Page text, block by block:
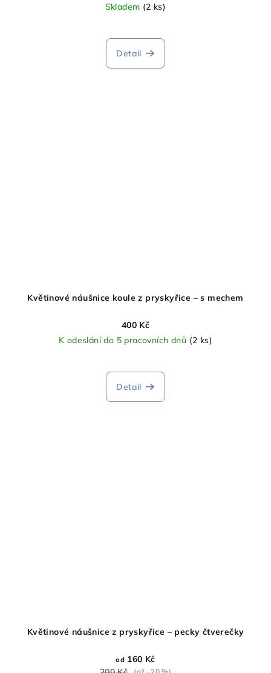
Skladem (2 ks)
Detail
Květinové náušnice koule z pryskyřice – s mechem
400 Kč
K odeslání do 5 pracovních dnů (2 ks)
Detail
Květinové náušnice z pryskyřice – pecky čtverečky
od 160 Kč